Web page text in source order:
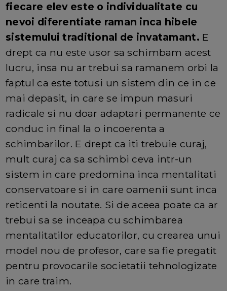
fiecare elev este o individualitate cu
nevoi diferentiate raman inca hibele
sistemului traditional de invatamant. E
drept ca nu este usor sa schimbam acest
lucru, insa nu ar trebui sa ramanem orbi la
faptul ca este totusi un sistem din ce in ce
mai depasit, in care se impun masuri
radicale si nu doar adaptari permanente ce
conduc in final la o incoerenta a
schimbarilor. E drept ca iti trebuie curaj,
mult curaj ca sa schimbi ceva intr-un
sistem in care predomina inca mentalitati
conservatoare si in care oamenii sunt inca
reticenti la noutate. Si de aceea poate ca ar
trebui sa se inceapa cu schimbarea
mentalitatilor educatorilor, cu crearea unui
model nou de profesor, care sa fie pregatit
pentru provocarile societatii tehnologizate
in care traim.